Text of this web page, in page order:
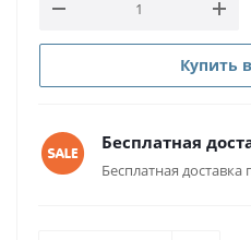
Купить
Бесплатная
Бесплатная доставка